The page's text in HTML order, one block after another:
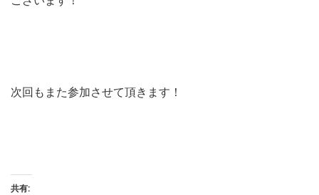
次回もまた参加させて頂きます！
共有: